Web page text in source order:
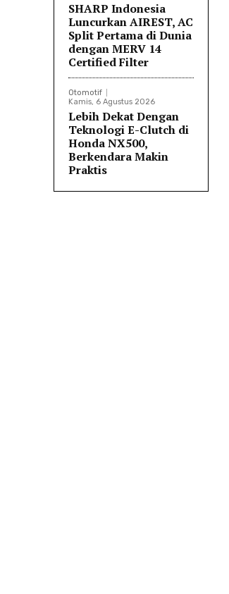
SHARP Indonesia
Luncurkan AIREST, AC
Split Pertama di Dunia
dengan MERV 14
Certified Filter
Otomotif
Kamis, 6 Agustus 2026
Lebih Dekat Dengan
Teknologi E-Clutch di
Honda NX500,
Berkendara Makin
Praktis